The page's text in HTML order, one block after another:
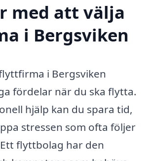
med att välja
i Bergsviken
i Bergsviken
fördelar när du ska flytta.
hjälp kan du spara tid,
stressen som ofta följer
flyttbolag har den